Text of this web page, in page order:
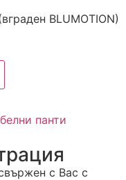
BLUMOTION)
панти
с Вас с